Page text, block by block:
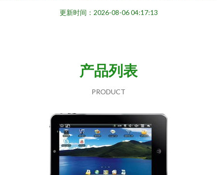
更新时间：2026-08-06 04:17:13
产品列表
PRODUCT